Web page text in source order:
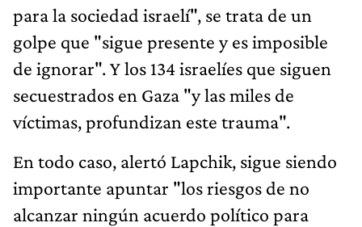
para la sociedad israelí", se trata de un
golpe que "sigue presente y es imposible
de ignorar". Y los 134 israelíes que siguen
secuestrados en Gaza "y las miles de
víctimas, profundizan este trauma".
En todo caso, alertó Lapchik, sigue siendo
importante apuntar "los riesgos de no
alcanzar ningún acuerdo político para